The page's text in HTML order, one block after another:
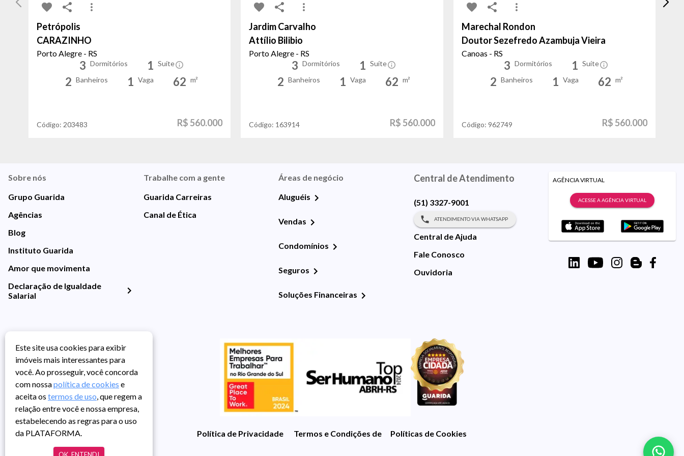
Petrópolis
CARAZINHO
Porto Alegre - RS
3 Dormitórios 1 Suíte
2 Banheiros 1 Vaga 62 m²
Código: 203483 R$ 560.000
Jardim Carvalho
Attílio Bilibio
Porto Alegre - RS
3 Dormitórios 1 Suíte
2 Banheiros 1 Vaga 62 m²
Código: 163914 R$ 560.000
Marechal Rondon
Doutor Sezefredo Azambuja Vieira
Canoas - RS
3 Dormitórios 1 Suíte
2 Banheiros 1 Vaga 62 m²
Código: 962749 R$ 560.000
Sobre nós
Grupo Guarida
Agências
Blog
Instituto Guarida
Amor que movimenta
Declaração de Igualdade
Salarial
Trabalhe com a gente
Guarida Carreiras
Canal de Ética
Áreas de negócio
Aluguéis
Vendas
Condomínios
Seguros
Soluções Financeiras
Central de Atendimento
(51) 3327-9001
ATENDIMENTO VIA WHATSAPP
Central de Ajuda
Fale Conosco
Ouvidoria
AGÊNCIA VIRTUAL
ACESSE A AGÊNCIA VIRTUAL
Política de Privacidade Termos e Condições de UsoPolíticas de Cookies
Este site usa cookies para exibir
imóveis mais interessantes para
você. Ao prosseguir, você concorda
com nossapolítica de cookies e
aceita os termos de uso, que regem a
relação entre você e nossa empresa,
estabelecendo as regras para o uso
da PLATAFORMA.